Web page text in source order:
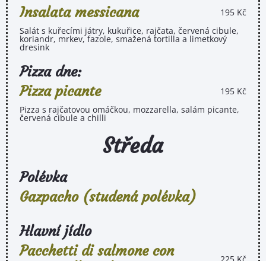
Insalata messicana
195 Kč
Salát s kuřecími játry, kukuřice, rajčata, červená cibule,
koriandr, mrkev, fazole, smažená tortilla a limetkový
dresink
Pizza dne:
Pizza picante
195 Kč
Pizza s rajčatovou omáčkou, mozzarella, salám picante,
červená cibule a chilli
Středa
Polévka
Gazpacho (studená polévka)
Hlavní jídlo
Pacchetti di salmone con